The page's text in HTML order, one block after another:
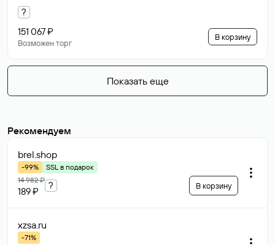
?
151 067 ₽
Возможен торг
В корзину
Показать еще
Рекомендуем
brel.shop
-99%
SSL в подарок
14 982 ₽
189 ₽
? В корзину
xzsa.ru
-71%